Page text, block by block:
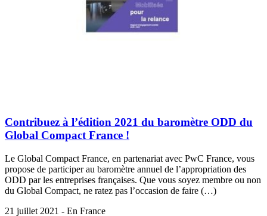
Contribuez à l’édition 2021 du baromètre ODD du
Global Compact France !
Le Global Compact France, en partenariat avec PwC France, vous
propose de participer au baromètre annuel de l’appropriation des
ODD par les entreprises françaises. Que vous soyez membre ou non
du Global Compact, ne ratez pas l’occasion de faire (…)
21 juillet 2021 - En France